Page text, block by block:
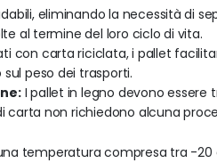
eliminando la necessità di
al termine del loro ciclo di vita.
con carta riciclata, i pallet
peso dei trasporti.
I pallet in legno devono
carta non richiedono alcuna
temperatura compresa tra -20